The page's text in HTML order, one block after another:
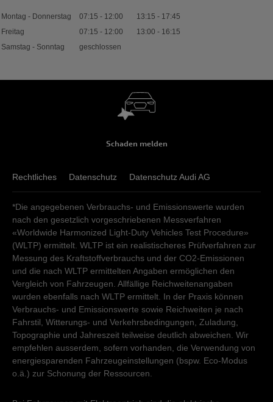
Montag - Donnerstag 07:15 - 12:00 13:15 - 17:45
Freitag
07:15 - 12:00 13:00 - 16:15
Samstag - Sonntag
geschlossen
Schaden melden
Rechtliches Datenschutz Datenschutz Audi AG
*Die angegebenen Verbrauchs- und Emissionswerte wurden
nach den gesetzlich vorgeschriebenen Messverfahren
«Worldwide Harmonized Light-Duty Vehicles Test Procedure»
(WLTP) ermittelt. WLTP ist ein realistischeres Prüfverfahren zur
Messung des Kraftstoffverbrauchs und der CO2-Emissionen
und die nach WLTP ermittelten Angaben ermöglichen den
Vergleich von Fahrzeugen. Allfällige Reichweitenangaben
wurden ebenfalls nach WLTP ermittelt. In der Praxis können
Verbrauchs- und Emissionswerte sowie Reichweiten je nach
Fahrstil, Witterungs- und Verkehrsbedingungen, Zuladung,
Topographie und Jahreszeit teilweise deutlich abweichen. Wir
empfehlen ausserdem, sofern vorhanden, die Verwendung von
energiesparenden Fahrzeugeinstellungen (bspw. Eco-Modus
o.ä.) zur Schonung der Ressourcen.